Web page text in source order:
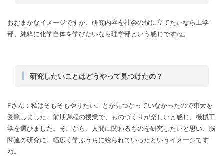
おおまかなイメージですが、研究内容を社会の役に立てたいなら工学
部、純粋に化学自体を学びたいなら理学部という感じですね。
研究したいことはどうやって見つけたの？
Fさん：私はそもそもやりたいことが見つかっていなかったので東大を
受験しました。前期課程の授業で、ものづくりが楽しいと感じ、機械工
学を選びました。そこから、人間に関わるものを研究したいと思い、脳
関連の研究に。幅広く学ぶうちに絞られていったというイメージです
ね。